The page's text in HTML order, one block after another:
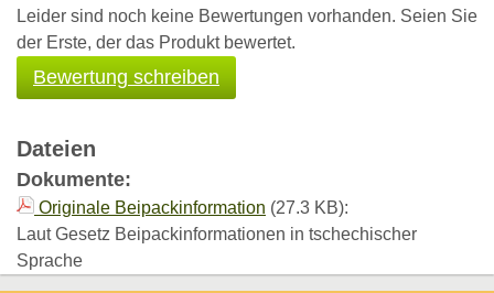
Leider sind noch keine Bewertungen vorhanden. Seien Sie
der Erste, der das Produkt bewertet.
Bewertung schreiben
Dateien
Dokumente:
Originale Beipackinformation (27.3 KB):
Laut Gesetz Beipackinformationen in tschechischer
Sprache